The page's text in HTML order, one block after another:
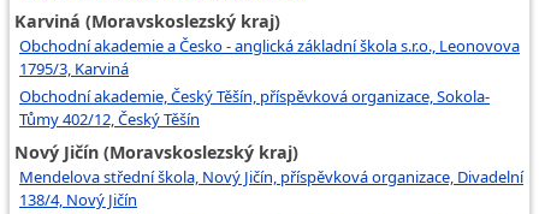
Karviná (Moravskoslezský kraj)
Obchodní akademie a Česko - anglická základní škola s.r.o., Leonovova
1795/3, Karviná
Obchodní akademie, Český Těšín, příspěvková organizace, Sokola-
Tůmy 402/12, Český Těšín
Nový Jičín (Moravskoslezský kraj)
Mendelova střední škola, Nový Jičín, příspěvková organizace, Divadelní
138/4, Nový Jičín